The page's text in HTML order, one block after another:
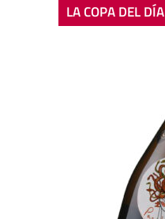
LA COPA DEL DÍA